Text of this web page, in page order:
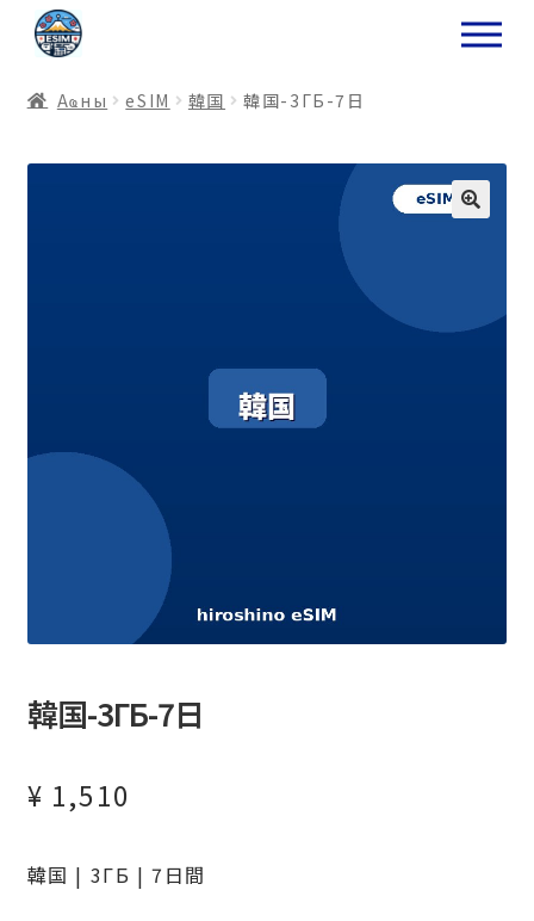
ナ
ビ
ー
ョ
コ
ン
ン
ス
Аҩны еSIM 韓国 韓国-3ГБ-7日
韓国-3ГБ-7日
¥ 1,510
韓国 | 3ГБ | 7日間